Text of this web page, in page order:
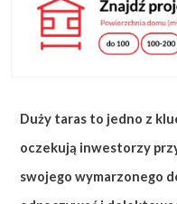
Duży taras to jedno z
oczekują inwestorzy
swojego wymarzonego